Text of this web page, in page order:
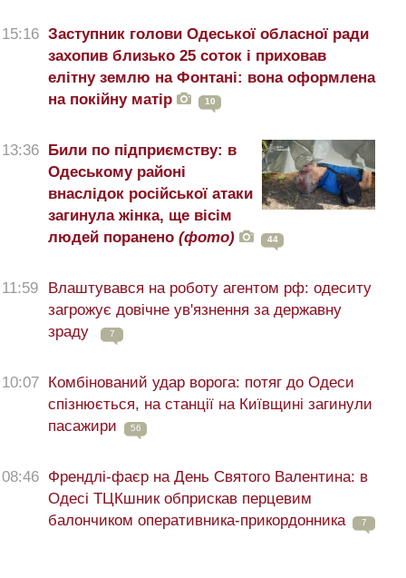
15:16 Заступник голови Одеської обласної ради
захопив близько 25 соток і приховав
елітну землю на Фонтані: вона оформлена
на покійну матір
10
13:36 Били по підприємству: в
Одеському районі
внаслідок російської атаки
загинула жінка, ще вісім
людей поранено (фото) 44
11:59
Влаштувався на роботу агентом рф: одеситу
загрожує довічне ув'язнення за державну
зраду
7
10:07 Комбінований удар ворога: потяг до Одеси
спізнюється, на станції на Київщині загинули
пасажири
56
08:46 Френдлі-фаєр на День Святого Валентина: в
Одесі ТЦКшник обприскав перцевим
балончиком оперативника-прикордонника
7